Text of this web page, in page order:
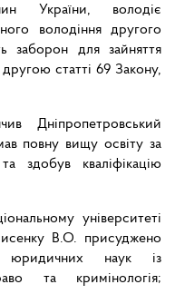
України, володіє
володіння другого
заборон для зайняття
статті 69 Закону,
Дніпропетровський
повну вищу освіту за
здобув кваліфікацію
університеті
В.О. присуджено
юридичних наук із
та кримінологія;